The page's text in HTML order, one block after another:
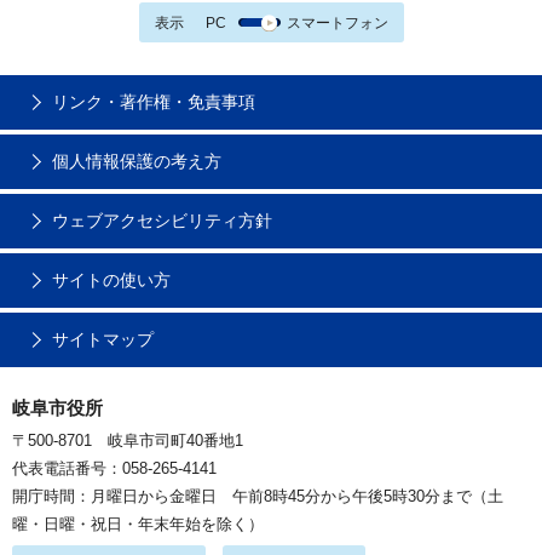
表示 PC スマートフォン
リンク・著作権・免責事項
個人情報保護の考え方
ウェブアクセシビリティ方針
サイトの使い方
サイトマップ
岐阜市役所
〒500-8701 岐阜市司町40番地1
代表電話番号：058-265-4141
開庁時間：月曜日から金曜日 午前8時45分から午後5時30分まで（土
曜・日曜・祝日・年末年始を除く）